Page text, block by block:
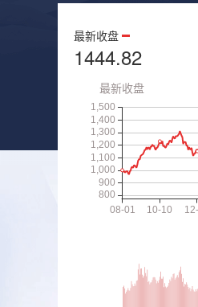
最新收盘
1444.82